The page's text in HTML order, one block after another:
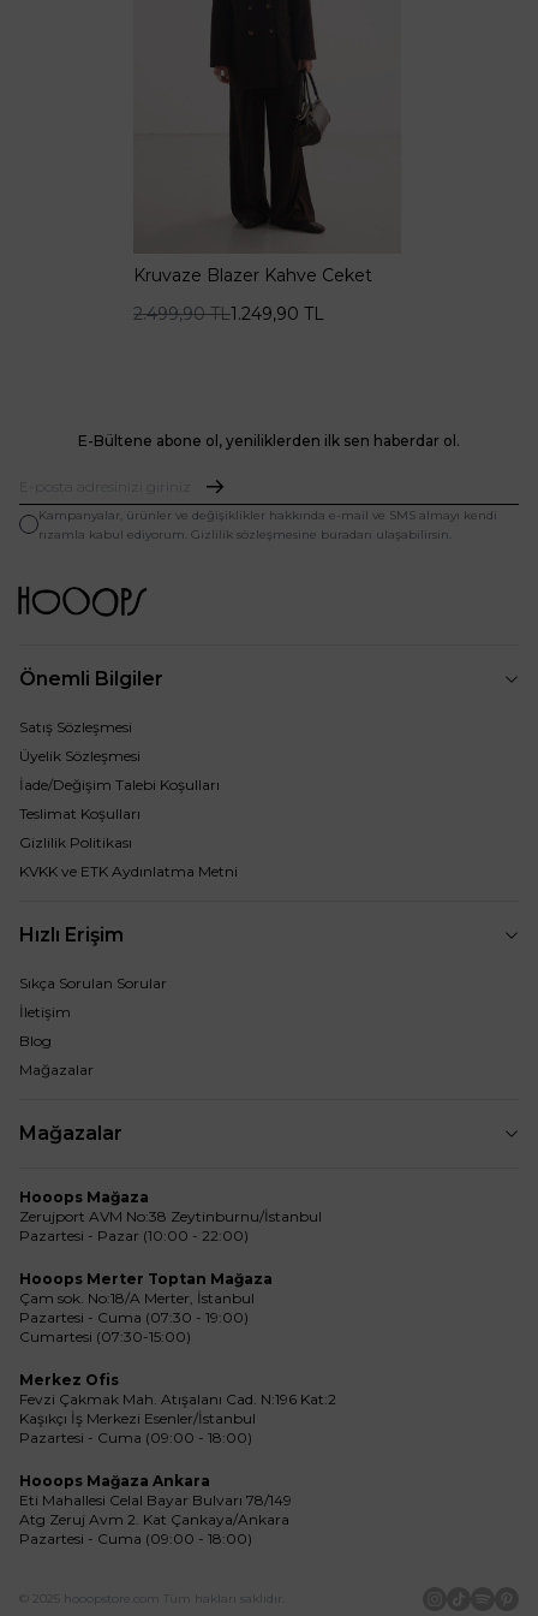
Kruvaze Blazer Kahve Ceket
2.499,90TL1.249,90 TL
E-Bültene abone ol, yeniliklerden ilk sen haberdar ol.
Kampanyalar, ürünler ve değişiklikler hakkında e-mail ve SMS almayı kendi
rızamla kabul ediyorum. Gizlilik sözleşmesine buradan ulaşabilirsin.
Önemli Bilgiler
Satış Sözleşmesi
Üyelik Sözleşmesi
İade/Değişim Talebi Koşulları
Teslimat Koşulları
Gizlilik Politikası
KVKK ve ETK Aydınlatma Metni
Hızlı Erişim
Sıkça Sorulan Sorular
İletişim
Blog
Mağazalar
Mağazalar
Hooops Mağaza
Zerujport AVM No:38 Zeytinburnu/İstanbul
Pazartesi - Pazar (10:00 - 22:00)
Hooops Merter Toptan Mağaza
Çam sok. No:18/A Merter, İstanbul
Pazartesi - Cuma (07:30 - 19:00)
Cumartesi (07:30-15:00)
Merkez Ofis
Fevzi Çakmak Mah. Atışalanı Cad. N:196 Kat:2
Kaşıkçı İş Merkezi Esenler/İstanbul
Pazartesi - Cuma (09:00 - 18:00)
Hooops Mağaza Ankara
Eti Mahallesi Celal Bayar Bulvarı 78/149
Atg Zeruj Avm 2. Kat Çankaya/Ankara
Pazartesi - Cuma (09:00 - 18:00)
© 2025 hooopstore.com Tüm hakları saklıdır.